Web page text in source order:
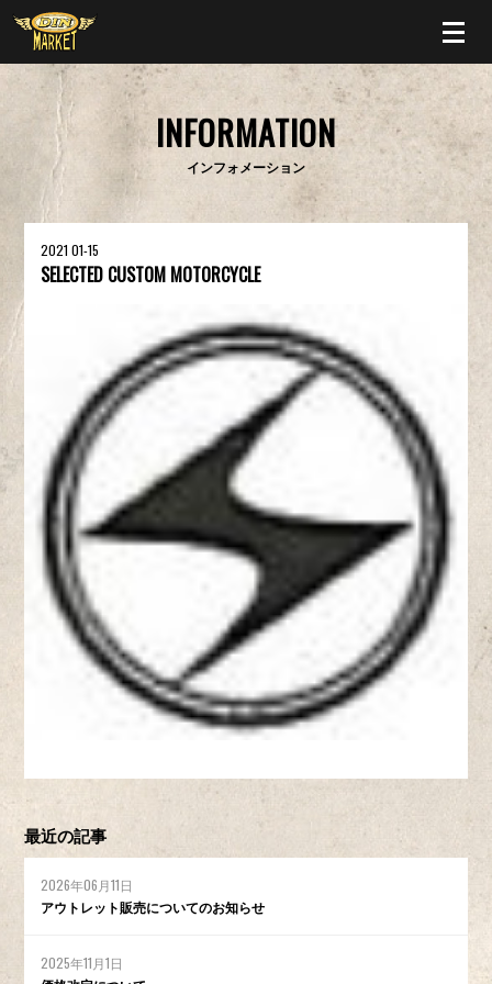
INFORMATION
インフォメーション
2021 01-15
SELECTED CUSTOM MOTORCYCLE
最近の記事
2026年06月11日
アウトレット販売についてのお知らせ
2025年11月1日